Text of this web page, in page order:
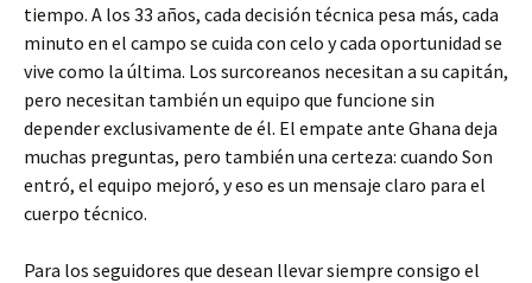
tiempo. A los 33 años, cada decisión técnica pesa más, cada
minuto en el campo se cuida con celo y cada oportunidad se
vive como la última. Los surcoreanos necesitan a su capitán,
pero necesitan también un equipo que funcione sin
depender exclusivamente de él. El empate ante Ghana deja
muchas preguntas, pero también una certeza: cuando Son
entró, el equipo mejoró, y eso es un mensaje claro para el
cuerpo técnico.
Para los seguidores que desean llevar siempre consigo el